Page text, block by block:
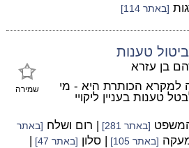
[באתר 114]
טענות
שמירה
בן עזרא
למקרא הכותרת היא - מי
טענות בעניין ליקויי
[באתר 281] | רום ושלח [באתר
[באתר 105] | סלון [באתר 47]
|